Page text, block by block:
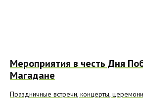
Мероприятия в честь Дня
Магадане
Праздничные встречи, концерты,